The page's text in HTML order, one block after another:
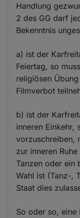
Handlung
2 des GG darf
Bekenntnis
a) ist der
Feiertag, so
religiösen
Filmverbot
b) ist der
inneren Einkehr,
vorzuschreiben,
zur inneren
Tanzen oder ein
Wahl ist (Tanz-,
Staat dies
So oder so, eine